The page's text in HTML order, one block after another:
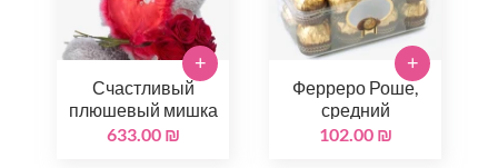
Счастливый
плюшевый мишка
633.00 ₪
+
Ферреро Роше,
средний
102.00 ₪
+